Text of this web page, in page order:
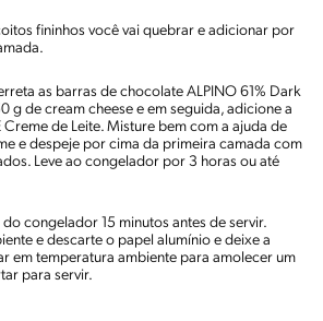
fininhos você vai quebrar e adicionar por
as barras de chocolate ALPINO 61% Dark
g de cream cheese e em seguida, adicione a
Creme de Leite. Misture bem com a ajuda de
e despeje por cima da primeira camada com
Leve ao congelador por 3 horas ou até
congelador 15 minutos antes de servir.
e descarte o papel alumínio e deixe a
em temperatura ambiente para amolecer um
para servir.